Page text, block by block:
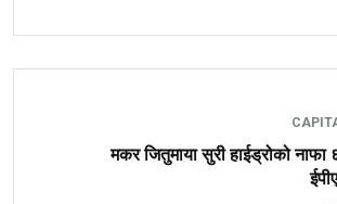
मकर जितुमाया सुरी हाईड्रोको